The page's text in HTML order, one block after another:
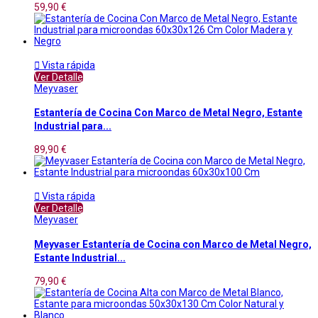
59,90 €
 Vista rápida
Ver Detalle
Meyvaser
Estantería de Cocina Con Marco de Metal Negro, Estante
Industrial para...
89,90 €
 Vista rápida
Ver Detalle
Meyvaser
Meyvaser Estantería de Cocina con Marco de Metal Negro,
Estante Industrial...
79,90 €